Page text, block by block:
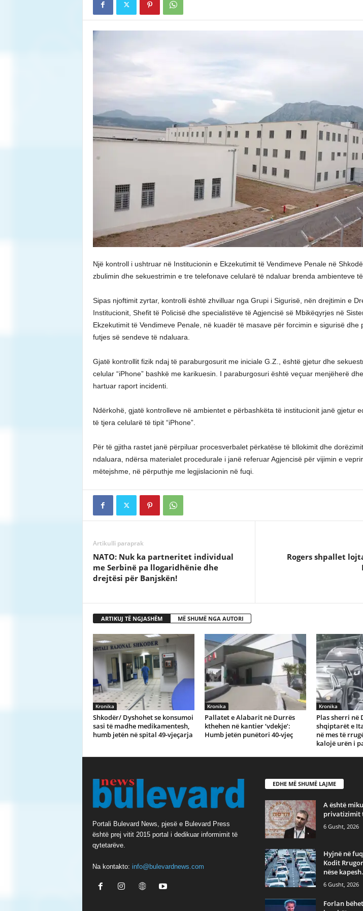
Një kontroll i ushtruar në Institucionin e Ekzekutimit të Vendimeve Penale në
zbulimin dhe sekuestrimin e tre telefonave celularë të ndaluar brenda ambienteve
Sipas njoftimit zyrtar, kontrolli është zhvilluar nga Grupi i Sigurisë, nën drejtimin e
Institucionit, Shefit të Policisë dhe specialistëve të Agjencisë së Mbikëqyrjes në
Ekzekutimit të Vendimeve Penale, në kuadër të masave për forcimin e sigurisë dhe
futjes së sendeve të ndaluara.
Gjatë kontrollit fizik ndaj të paraburgosurit me iniciale G.Z., është gjetur dhe
celular “iPhone” bashkë me karikuesin. I paraburgosuri është veçuar menjëherë
hartuar raport incidenti.
Ndërkohë, gjatë kontrolleve në ambientet e përbashkëta të institucionit janë gjetur
të tjera celularë të tipit “iPhone”.
Për të gjitha rastet janë përpiluar procesverbalet përkatëse të bllokimit dhe
ndaluara, ndërsa materialet procedurale i janë referuar Agjencisë për vijimin e
mëtejshme, në përputhje me legjislacionin në fuqi.
Artikulli paraprak
NATO: Nuk ka partneritet individual
me Serbinë pa llogaridhënie dhe
drejtësi për Banjskën!
Rogers shpallet
ARTIKUJ TË NGJASHËM MË SHUMË NGA AUTORI
Kronika
Shkodër/ Dyshohet se konsumoi
sasi të madhe medikamentesh,
humb jetën në spital 49-vjeçarja
Kronika
Pallatet e Alabarit në Durrës
kthehen në kantier ‘vdekje’:
Humb jetën punëtori 40-vjeç
Kronika
Plas sherri në
shqiptarët e
në mes të
kalojë urën i
Portali Bulevard News, pjesë e Bulevard Press
është prej vitit 2015 portal i dedikuar informimit të
qytetarëve.
Na kontakto: info@bulevardnews.com
EDHE MË SHUMË LAJME
A është
privatizimit
6 Gusht, 2026
Hyjnë në
Kodit
nëse
6 Gusht, 2026
Forlan